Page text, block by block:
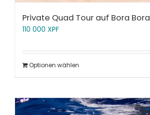
Private Quad Tour auf Bora Bora
110 000 XPF
Optionen wählen